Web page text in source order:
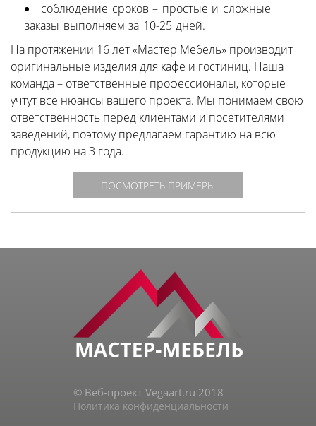
соблюдение сроков – простые и сложные
заказы выполняем за 10-25 дней.
На протяжении 16 лет «Мастер Мебель» производит
оригинальные изделия для кафе и гостиниц. Наша
команда – ответственные профессионалы, которые
учтут все нюансы вашего проекта. Мы понимаем свою
ответственность перед клиентами и посетителями
заведений, поэтому предлагаем гарантию на всю
продукцию на 3 года.
ПОСМОТРЕТЬ ПРИМЕРЫ
© Веб-проект Vegaart.ru 2018
Политика конфиденциальности